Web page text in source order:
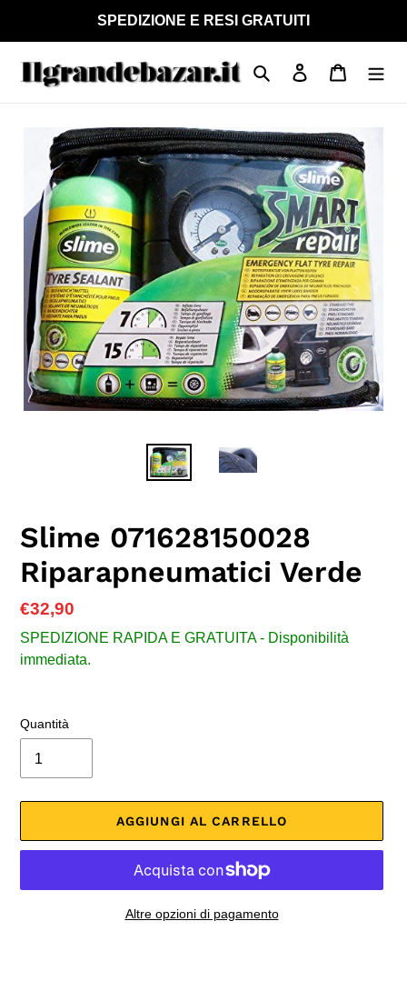
contenuti
SPEDIZIONE E RESI GRATUITI
Cerca Accedi Carrello
Slime 071628150028
Riparapneumatici Verde
Prezzo
di
listino
€32,90
SPEDIZIONE RAPIDA E GRATUITA - Disponibilità
immediata.
Quantità
AGGIUNGI AL CARRELLO
Altre opzioni di pagamento